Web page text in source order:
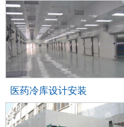
医药冷库设计安装